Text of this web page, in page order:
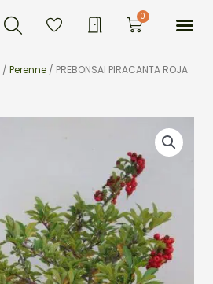
Buscar 0Carrito
/ Perenne / PREBONSAI PIRACANTA ROJA